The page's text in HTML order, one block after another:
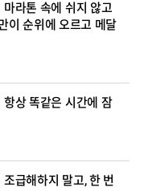
라톤 속에 쉬지 않고
이 순위에 오르고 메달
상 똑같은 시간에 잠
급해하지 말고, 한 번